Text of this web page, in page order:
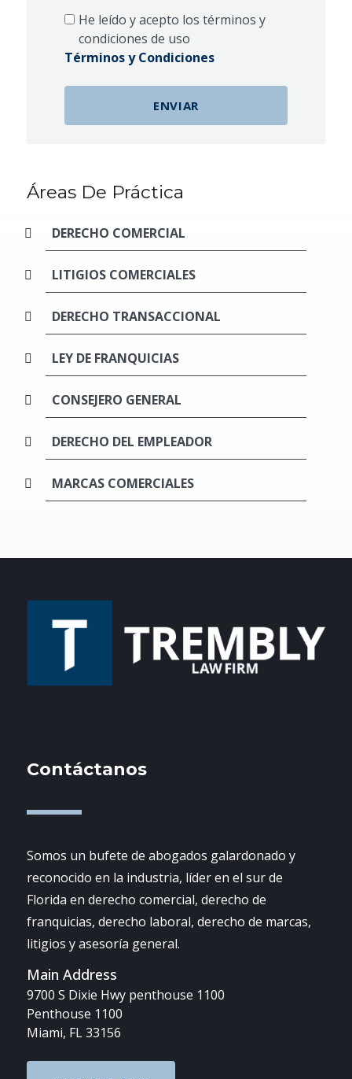
He leído y acepto los términos y
condiciones de uso
Términos y Condiciones
Áreas De Práctica
DERECHO COMERCIAL
LITIGIOS COMERCIALES
DERECHO TRANSACCIONAL
LEY DE FRANQUICIAS
CONSEJERO GENERAL
DERECHO DEL EMPLEADOR
MARCAS COMERCIALES
Contáctanos
Somos un bufete de abogados galardonado y
reconocido en la industria, líder en el sur de
Florida en derecho comercial, derecho de
franquicias, derecho laboral, derecho de marcas,
litigios y asesoría general.
Main Address
9700 S Dixie Hwy penthouse 1100
Penthouse 1100
Miami, FL 33156